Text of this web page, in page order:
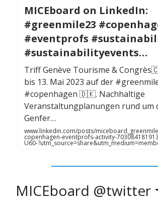
MICEboard on LinkedIn:
#greenmile23
#eventprofs
#sustainabilityevents…
Triff Genève Tourisme &
bis 13. Mai 2023 auf der
#copenhagen 🇩🇰. Nachhaltige
Veranstaltungplanungen rund um
Genfer…
www.linkedin.com/posts/
copenhagen-eventprofs-activity-
U60-
MICEboard @twitter